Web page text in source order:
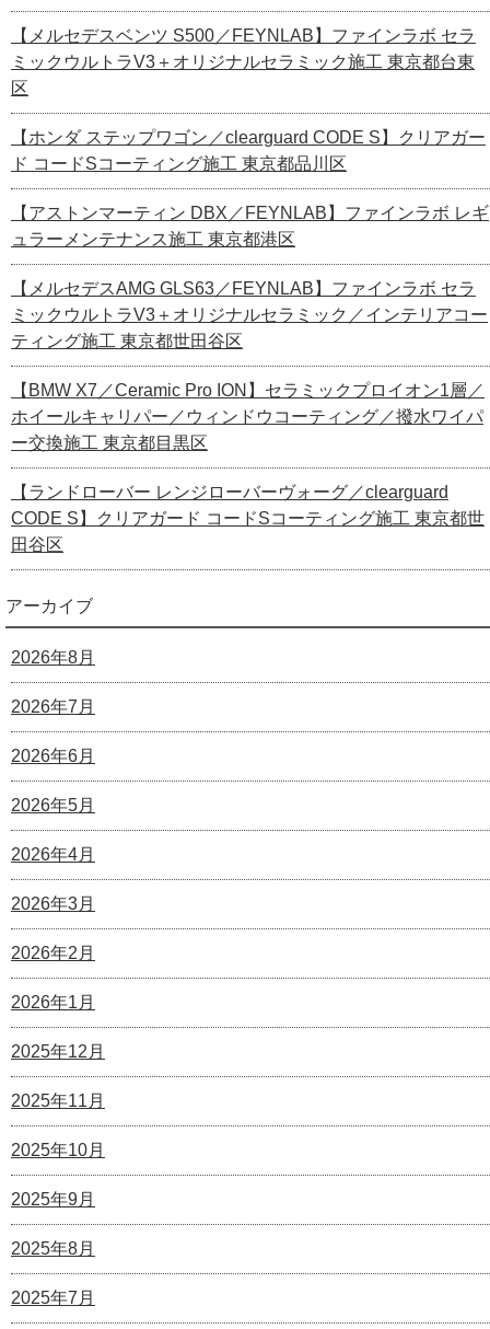
【メルセデスベンツ S500／FEYNLAB】ファインラボ セラ
ミックウルトラV3＋オリジナルセラミック施工 東京都台東
区
【ホンダ ステップワゴン／clearguard CODE S】クリアガー
ド コードSコーティング施工 東京都品川区
【アストンマーティン DBX／FEYNLAB】ファインラボ レギ
ュラーメンテナンス施工 東京都港区
【メルセデスAMG GLS63／FEYNLAB】ファインラボ セラ
ミックウルトラV3＋オリジナルセラミック／インテリアコー
ティング施工 東京都世田谷区
【BMW X7／Ceramic Pro ION】セラミックプロイオン1層／
ホイールキャリパー／ウィンドウコーティング／撥水ワイパ
ー交換施工 東京都目黒区
【ランドローバー レンジローバーヴォーグ／clearguard
CODE S】クリアガード コードSコーティング施工 東京都世
田谷区
アーカイブ
2026年8月
2026年7月
2026年6月
2026年5月
2026年4月
2026年3月
2026年2月
2026年1月
2025年12月
2025年11月
2025年10月
2025年9月
2025年8月
2025年7月